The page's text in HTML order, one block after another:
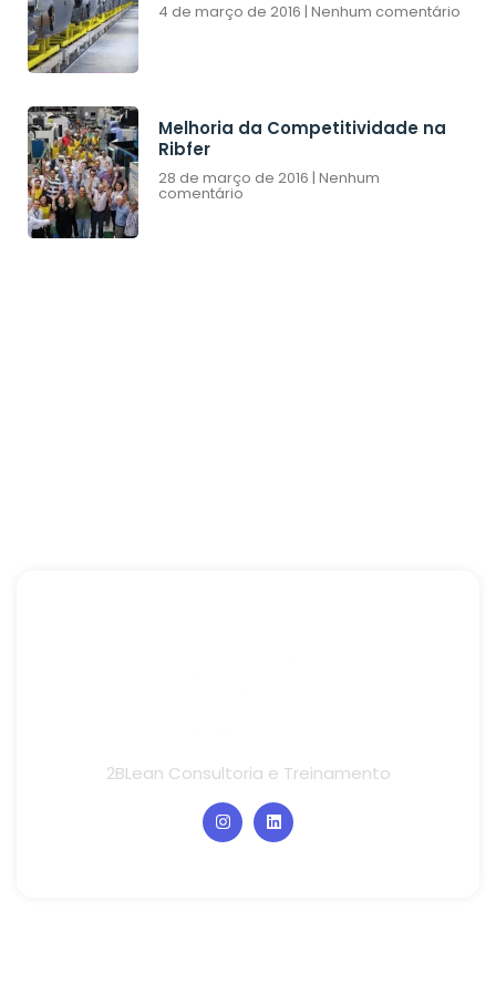
4 de março de 2016 Nenhum comentário
Melhoria da Competitividade na
Ribfer
28 de março de 2016 Nenhum
comentário
2BLean Consultoria e Treinamento